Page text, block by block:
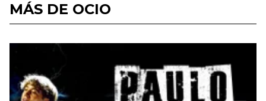
MÁS DE OCIO